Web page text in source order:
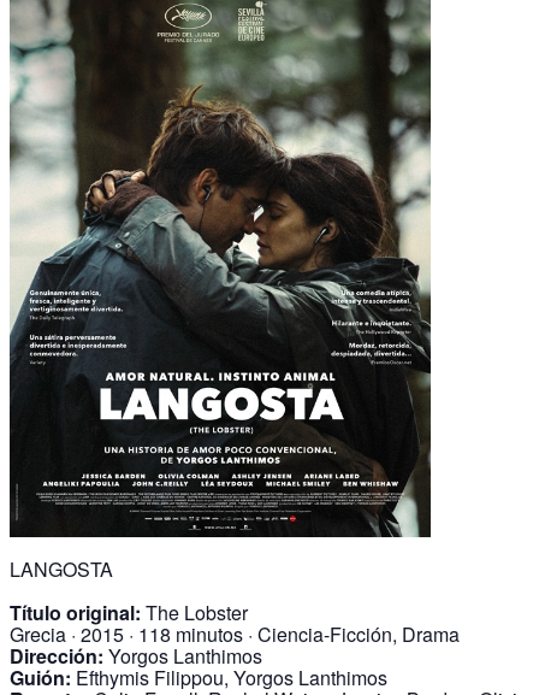
LANGOSTA
Título original: The Lobster
Grecia · 2015 · 118 minutos · Ciencia-Ficción, Drama
Dirección: Yorgos Lanthimos
Guión: Efthymis Filippou, Yorgos Lanthimos